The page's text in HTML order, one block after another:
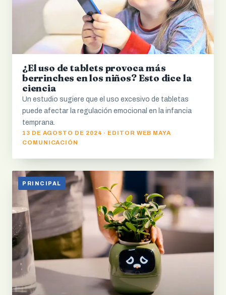
¿El uso de tablets provoca más
berrinches en los niños? Esto dice la
ciencia
Un estudio sugiere que el uso excesivo de tabletas
puede afectar la regulación emocional en la infancia
temprana.
13 DE AGOSTO DE 2024 · EDITOR WEB MAYA
COMUNICACIÓN
PRINCIPAL